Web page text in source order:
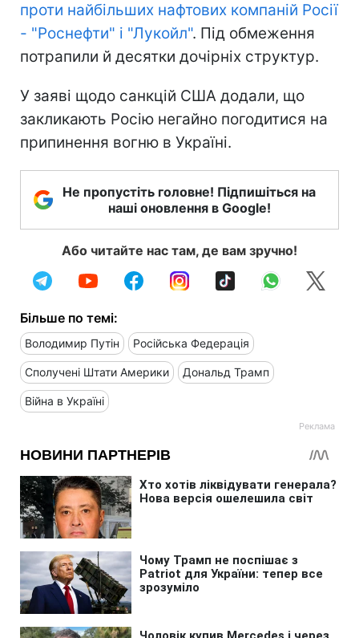
проти найбільших нафтових компаній Росії
- "Роснефти" і "Лукойл". Під обмеження
потрапили й десятки дочірніх структур.
У заяві щодо санкцій США додали, що
закликають Росію негайно погодитися на
припинення вогню в Україні.
Не пропустіть головне! Підпишіться на
наші оновлення в Google!
Або читайте нас там, де вам зручно!
Більше по темі:
Володимир Путін Російська Федерація
Сполучені Штати Америки Дональд Трамп
Війна в Україні